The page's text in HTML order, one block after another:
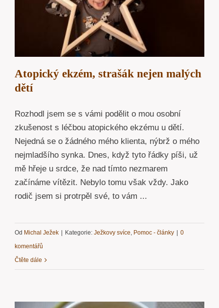
Atopický ekzém, strašák nejen malých
dětí
Rozhodl jsem se s vámi podělit o mou osobní
zkušenost s léčbou atopického ekzému u dětí.
Nejedná se o žádného mého klienta, nýbrž o mého
nejmladšího synka. Dnes, když tyto řádky píši, už
mě hřeje u srdce, že nad tímto nezmarem
začínáme vítězit. Nebylo tomu však vždy. Jako
rodič jsem si protrpěl své, to vám ...
Od Michal Ježek Kategorie: Ježkovy svíce, Pomoc - články
0
komentářů
Čtěte dále